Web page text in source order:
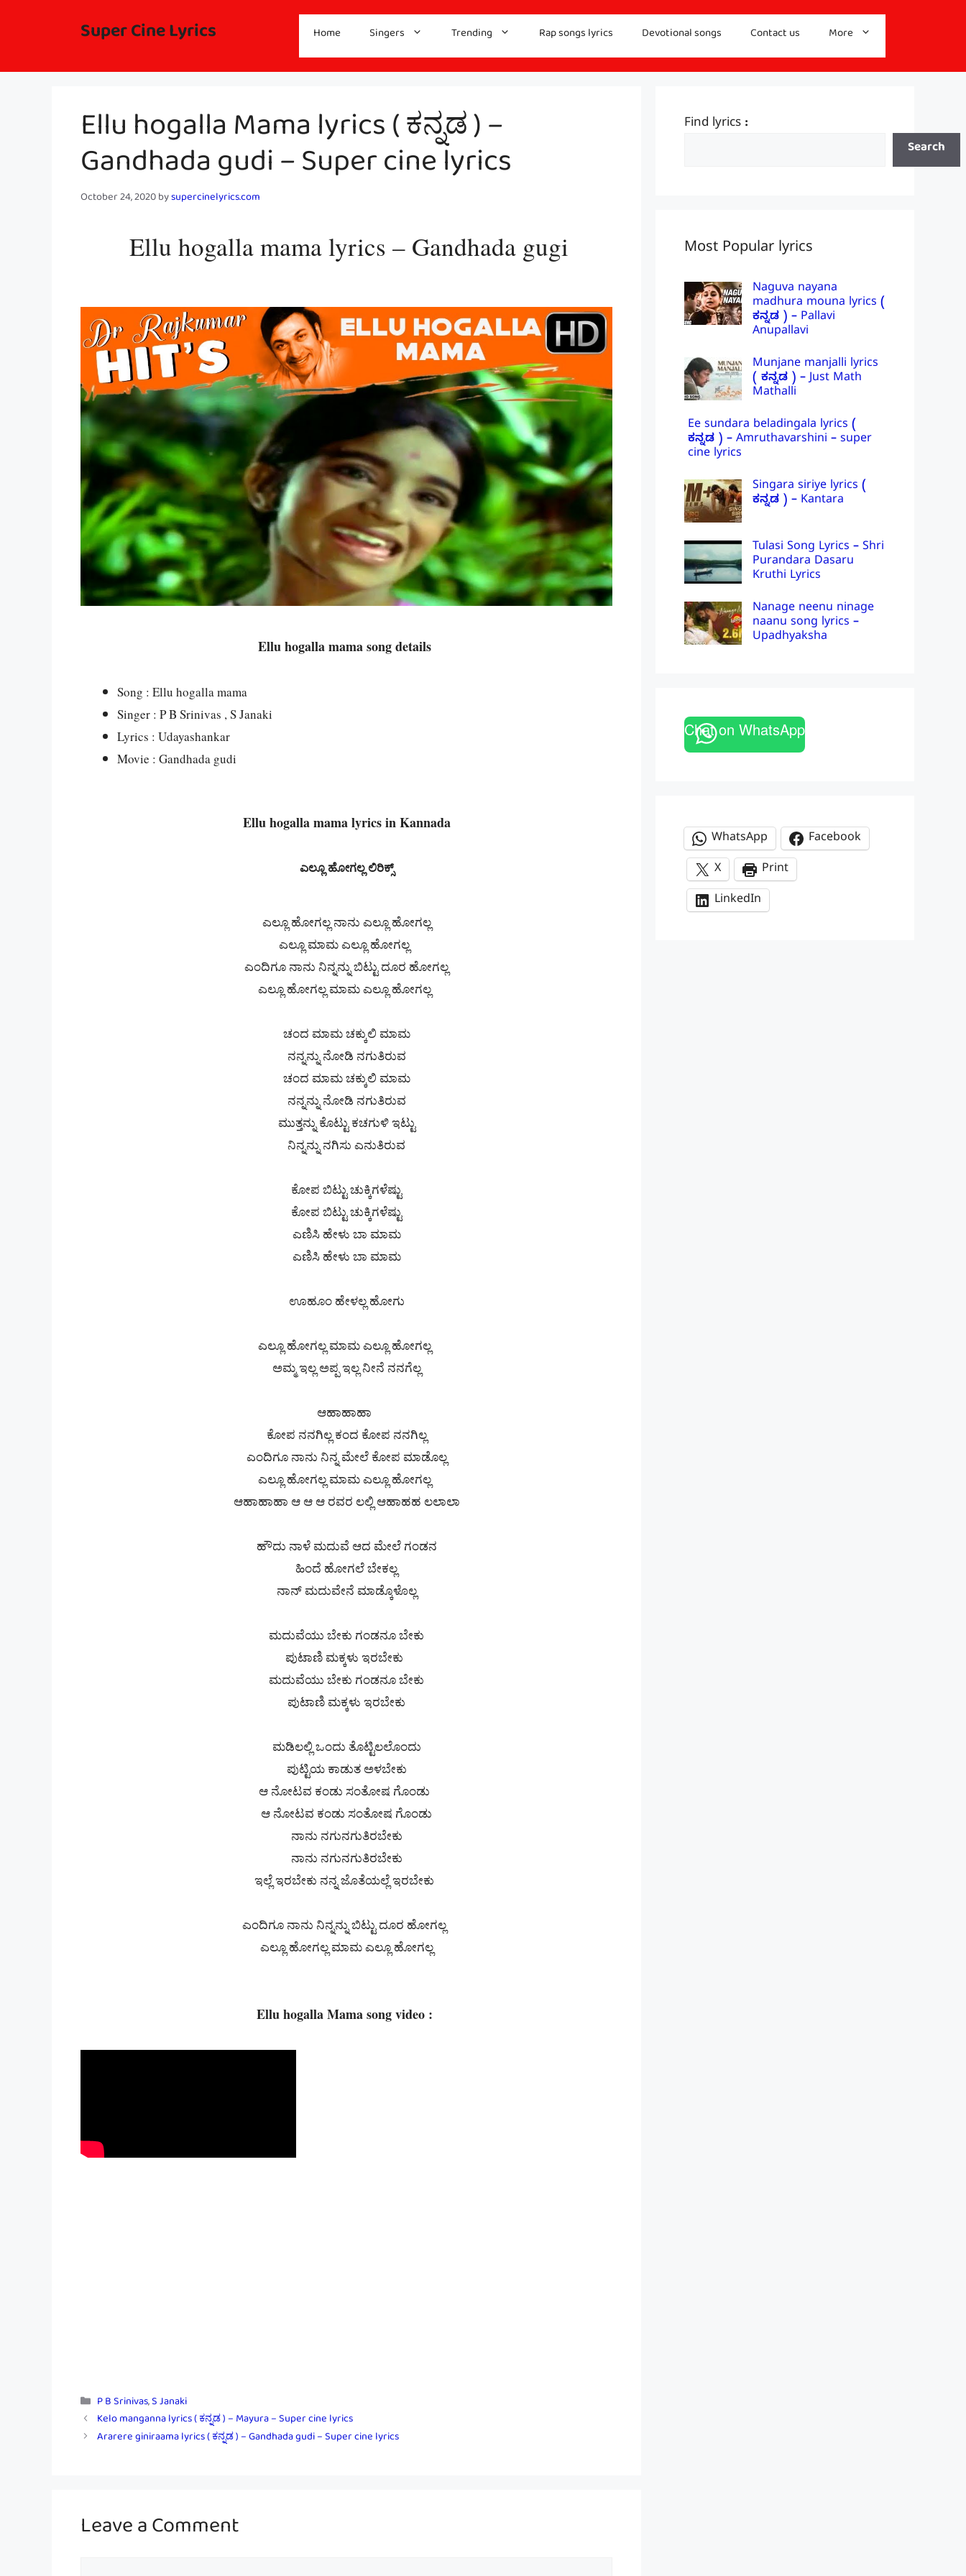
Super Cine Lyrics Home Singers Trending Rap songs lyrics Devotional songs Contact us More
Ellu hogalla Mama lyrics ( ಕನ್ನಡ ) –
Gandhada gudi – Super cine lyrics
October 24, 2020bysupercinelyrics.com
Ellu hogalla mama lyrics – Gandhada gugi
Ellu hogalla mama song details
Song : Ellu hogalla mama
Singer : P B Srinivas , S Janaki
Lyrics : Udayashankar
Movie : Gandhada gudi
Ellu hogalla mama lyrics in Kannada
ಎಲ್ಲೂ ಹೋಗಲ್ಲ ಲಿರಿಕ್ಸ್
ಎಲ್ಲೂ ಹೋಗಲ್ಲ ನಾನು ಎಲ್ಲೂ ಹೋಗಲ್ಲ
ಎಲ್ಲೂ ಮಾಮ ಎಲ್ಲೂ ಹೋಗಲ್ಲ
ಎಂದಿಗೂ ನಾನು ನಿನ್ನನ್ನು ಬಿಟ್ಟು ದೂರ ಹೋಗಲ್ಲ
ಎಲ್ಲೂ ಹೋಗಲ್ಲ ಮಾಮ ಎಲ್ಲೂ ಹೋಗಲ್ಲ
ಚಂದ ಮಾಮ ಚಕ್ಕುಲಿ ಮಾಮ
ನನ್ನನ್ನು ನೋಡಿ ನಗುತಿರುವ
ಚಂದ ಮಾಮ ಚಕ್ಕುಲಿ ಮಾಮ
ನನ್ನನ್ನು ನೋಡಿ ನಗುತಿರುವ
ಮುತ್ತನ್ನು ಕೊಟ್ಟು ಕಚಗುಳಿ ಇಟ್ಟು
ನಿನ್ನನ್ನು ನಗಿಸು ಎನುತಿರುವ
ಕೋಪ ಬಿಟ್ಟು ಚುಕ್ಕಿಗಳೆಷ್ಟು
ಕೋಪ ಬಿಟ್ಟು ಚುಕ್ಕಿಗಳೆಷ್ಟು
ಎಣಿಸಿ ಹೇಳು ಬಾ ಮಾಮ
ಎಣಿಸಿ ಹೇಳು ಬಾ ಮಾಮ
ಊಹೂಂ ಹೇಳಲ್ಲ ಹೋಗು
ಎಲ್ಲೂ ಹೋಗಲ್ಲ ಮಾಮ ಎಲ್ಲೂ ಹೋಗಲ್ಲ
ಅಮ್ಮ ಇಲ್ಲ ಅಪ್ಪ ಇಲ್ಲ ನೀನೆ ನನಗೆಲ್ಲ
ಆಹಾಹಾಹಾ
ಕೋಪ ನನಗಿಲ್ಲ ಕಂದ ಕೋಪ ನನಗಿಲ್ಲ
ಎಂದಿಗೂ ನಾನು ನಿನ್ನ ಮೇಲೆ ಕೋಪ ಮಾಡೊಲ್ಲ
ಎಲ್ಲೂ ಹೋಗಲ್ಲ ಮಾಮ ಎಲ್ಲೂ ಹೋಗಲ್ಲ
ಆಹಾಹಾಹಾ ಆ ಆ ಆ ರವರ ಲಲ್ಲಿ ಆಹಾಹಹ ಲಲಾಲಾ
ಹೌದು ನಾಳೆ ಮದುವೆ ಆದ ಮೇಲೆ ಗಂಡನ
ಹಿಂದೆ ಹೋಗಲೆ ಬೇಕಲ್ಲ
ನಾನ್ ಮದುವೇನೆ ಮಾಡ್ಕೊಳೊಲ್ಲ
ಮದುವೆಯು ಬೇಕು ಗಂಡನೂ ಬೇಕು
ಪುಟಾಣಿ ಮಕ್ಕಳು ಇರಬೇಕು
ಮದುವೆಯು ಬೇಕು ಗಂಡನೂ ಬೇಕು
ಪುಟಾಣಿ ಮಕ್ಕಳು ಇರಬೇಕು
ಮಡಿಲಲ್ಲಿ ಒಂದು ತೊಟ್ಟಿಲಲೊಂದು
ಪುಟ್ಟಿಯ ಕಾಡುತ ಅಳಬೇಕು
ಆ ನೋಟವ ಕಂಡು ಸಂತೋಷ ಗೊಂಡು
ಆ ನೋಟವ ಕಂಡು ಸಂತೋಷ ಗೊಂಡು
ನಾನು ನಗುನಗುತಿರಬೇಕು
ನಾನು ನಗುನಗುತಿರಬೇಕು
ಇಲ್ಲೆ ಇರಬೇಕು ನನ್ನ ಜೊತೆಯಲ್ಲೆ ಇರಬೇಕು
ಎಂದಿಗೂ ನಾನು ನಿನ್ನನ್ನು ಬಿಟ್ಟು ದೂರ ಹೋಗಲ್ಲ
ಎಲ್ಲೂ ಹೋಗಲ್ಲ ಮಾಮ ಎಲ್ಲೂ ಹೋಗಲ್ಲ
Ellu hogalla Mama song video :
Categories
P B Srinivas,S Janaki
Kelo manganna lyrics ( ಕನ್ನಡ ) – Mayura – Super cine lyrics
Ararere giniraama lyrics ( ಕನ್ನಡ ) – Gandhada gudi – Super cine lyrics
Leave a Comment
Find lyrics :
Search
Most Popular lyrics
Naguva nayana
madhura mouna lyrics (
ಕನ್ನಡ ) – Pallavi
Anupallavi
Munjane manjalli lyrics
( ಕನ್ನಡ ) – Just Math
Mathalli
Ee sundara beladingala lyrics (
ಕನ್ನಡ ) – Amruthavarshini – super
cine lyrics
Singara siriye lyrics (
ಕನ್ನಡ ) – Kantara
Tulasi Song Lyrics – Shri
Purandara Dasaru
Kruthi Lyrics
Nanage neenu ninage
naanu song lyrics –
Upadhyaksha
Chat on WhatsApp
WhatsApp
Facebook
X
Print
LinkedIn